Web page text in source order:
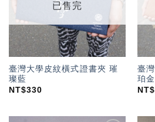
已售完
臺灣大學皮紋橫式證書夾 璀
璨藍
NT$330
臺
珀金
NT$